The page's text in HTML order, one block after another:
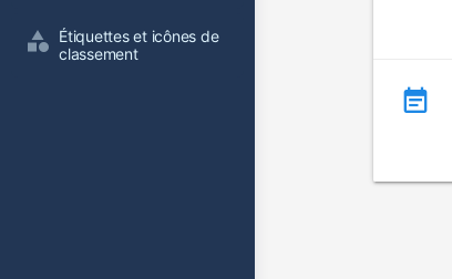
Étiquettes et icônes de
classement